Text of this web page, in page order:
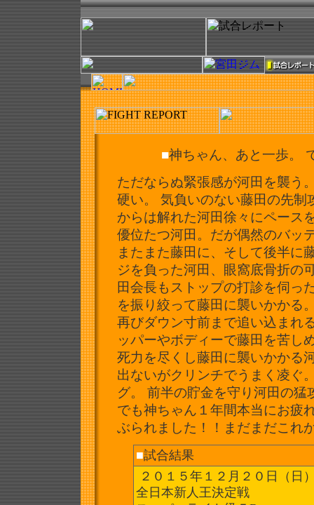
■神ちゃん、あと一歩。
ただならぬ緊張感が河田を襲う
硬い。 気負いのない藤田の先制
からは解れた河田徐々にペース
優位たつ河田。 だが偶然のバッ
またまた藤田に、 そして後半に
ジを負った河田、眼窩底骨折の
田会長もストップの打診を伺っ
を振り絞って藤田に襲いかかる
再びダウン寸前まで追い込まれ
ッパーやボディーで藤田を苦し
死力を尽くし藤田に襲いかかる
出ないがクリンチでうまく凌 ぐ
グ。 前半の貯金を守り河田の猛
でも神ちゃん１年間本当にお疲
ぶられました！！ まだまだこれ
■試合結果
２０１５年１２月２０日（日
全日本新人王決定戦